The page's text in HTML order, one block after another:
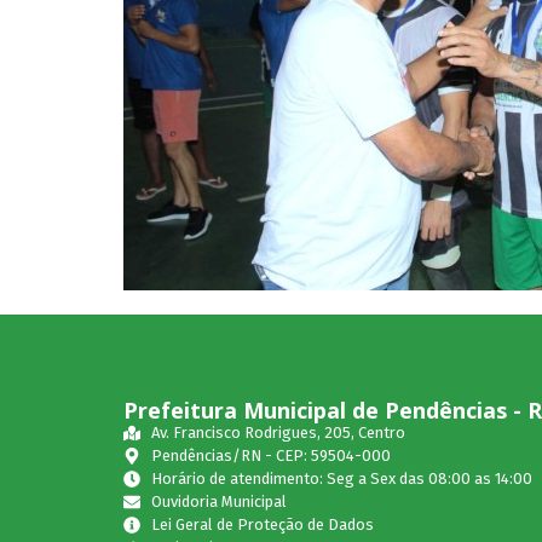
Prefeitura Municipal de Pendências -
Av. Francisco Rodrigues, 205, Centro
Pendências/RN - CEP: 59504-000
Horário de atendimento: Seg a Sex das 08:00 as 14:00
Ouvidoria Municipal
Lei Geral de Proteção de Dados